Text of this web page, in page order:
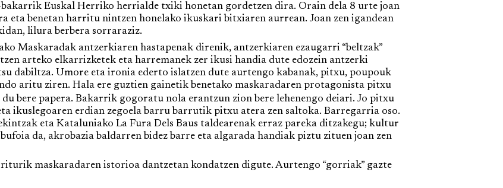
bakarrik Euskal Herriko herrialde txiki honetan gordetzen dira. Orain dela 8 urte joan
eta benetan harritu nintzen honelako ikuskari bitxiaren aurrean. Joan zen igandean
lilura berbera sorraraziz.
Maskaradak antzerkiaren hastapenak direnik, antzerkiaren ezaugarri “beltzak”
arteko elkarrizketek eta harremanek zer ikusi handia dute edozein antzerki
dabiltza. Umore eta ironia ederto islatzen dute aurtengo kabanak, pitxu, poupouk
aritu ziren. Hala ere guztien gainetik benetako maskaradaren protagonista pitxu
bere papera. Bakarrik gogoratu nola erantzun zion bere lehenengo deiari. Jo pitxu
ikuslegoaren erdian zegoela barru barrutik pitxu atera zen saltoka. Barregarria oso.
eta Kataluniako La Fura Dels Baus taldearenak erraz pareka ditzakegu; kultur
da, akrobazia baldarren bidez barre eta algarada handiak piztu zituen joan zen
maskaradaren istorioa dantzetan kondatzen digute. Aurtengo “gorriak” gazte